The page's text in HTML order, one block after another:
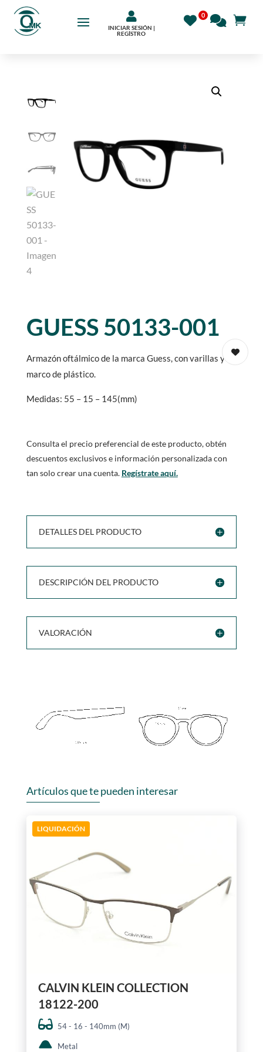

INICIAR SESIÓN |
REGÍSTRO
GUESS 50133-001
Armazón oftálmico de la marca Guess, con varillas y
marco de plástico.
Medidas: 55 – 15 – 145(mm)
Consulta el precio preferencial de este producto, obtén
descuentos exclusivos e información personalizada con
tan solo crear una cuenta. Regístrate aquí.
DETALLES DEL PRODUCTO
DESCRIPCIÓN DEL PRODUCTO
VALORACIÓN
Artículos que te pueden interesar
LIQUIDACIÓN
CALVIN KLEIN COLLECTION
18122-200
54 - 16 - 140mm (M)
Metal